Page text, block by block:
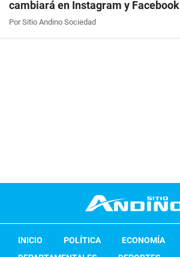
cambiará en Instagram y Facebook
Por Sitio Andino Sociedad
INICIO POLÍTICA ECONOMÍA